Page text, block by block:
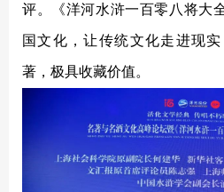
评。《洋河水浒一百零八将大
国文化，让传统文化走进现
著，极具收藏价值。